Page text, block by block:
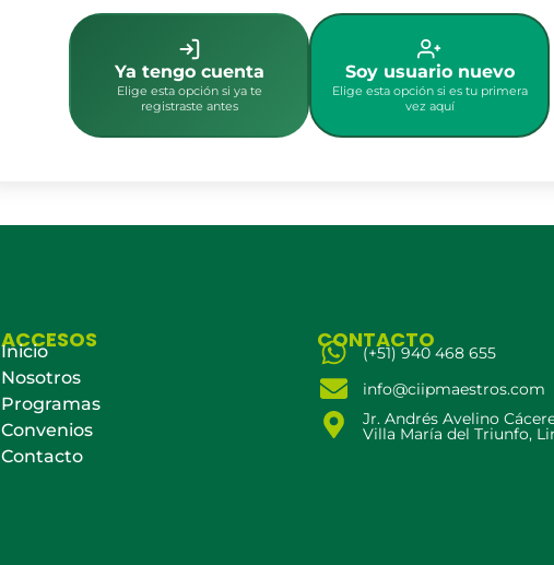
Ya tengo cuenta
Elige esta opción si ya te
registraste antes
Soy usuario nuevo
Elige esta opción si es tu primera
vez aquí
ACCESOS
Inicio
Nosotros
Programas
Convenios
Contacto
CONTACTO
(+51) 940 468 655
info@ciipmaestros.com
Jr. Andrés Avelino
Villa María del Triunfo,